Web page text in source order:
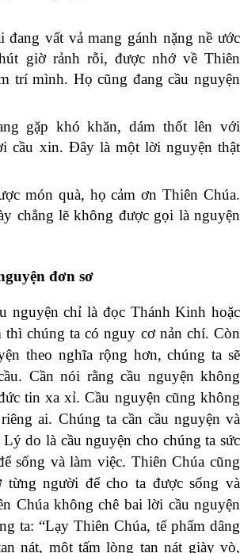
đang vất vả mang gánh nặng nề ước
giờ rảnh rỗi, được nhớ về Thiên
trí mình. Họ cũng đang cầu nguyện
gặp khó khăn, dám thốt lên với
cầu xin. Đây là một lời nguyện thật
món quà, họ cảm ơn Thiên Chúa.
chẳng lẽ không được gọi là nguyện
đơn sơ
nguyện chỉ là đọc Thánh Kinh hoặc
thì chúng ta có nguy cơ nản chí. Còn
theo nghĩa rộng hơn, chúng ta sẽ
Cần nói rằng cầu nguyện không
tin xa xỉ. Cầu nguyện cũng không
ai. Chúng ta cần cầu nguyện và
do là cầu nguyện cho chúng ta sức
sống và làm việc. Thiên Chúa cũng
từng người để cho ta được sống và
Chúa không chê bai lời cầu nguyện
ta: “Lạy Thiên Chúa, tế phẩm dâng
nát, một tấm lòng tan nát giày vò,